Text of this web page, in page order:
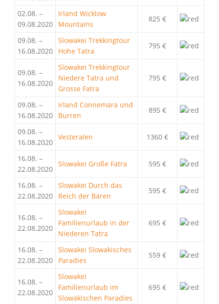
02.08. –
09.08.2020
Irland Wicklow
Mountains
825 €
09.08. –
16.08.2020
Slowakei Trekkingtour
Hohe Tatra
795 €
09.08. –
16.08.2020
Slowakei Trekkingtour
Niedere Tatra und
Grosse Fatra
795 €
09.08. –
16.08.2020
Irland Connemara und
Burren
895 €
09.08. –
16.08.2020
Vesteralen 1360 €
16.08. –
22.08.2020
Slowakei Große Fatra 595 €
16.08. –
22.08.2020
Slowakei Durch das
Reich der Bären
595 €
16.08. –
22.08.2020
Slowakei
Familienurlaub in der
Niederen Tatra
695 €
16.08. –
22.08.2020
Slowakei Slowakisches
Paradies
559 €
16.08. –
22.08.2020
Slowakei
Familienurlaub im
Slowakischen Paradies
695 €